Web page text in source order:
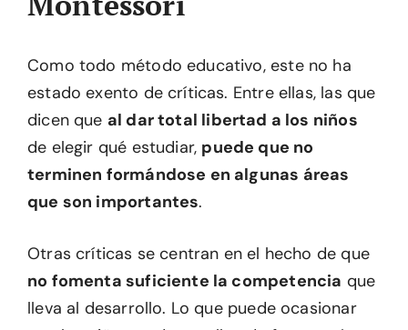
Como todo método educativo, este no ha
estado exento de críticas. Entre ellas, las que
dicen que al dar total libertad a los niños
de elegir qué estudiar, puede que no
terminen formándose en algunas áreas
que son importantes.
Otras críticas se centran en el hecho de que
no fomenta suficiente la competencia que
lleva al desarrollo. Lo que puede ocasionar